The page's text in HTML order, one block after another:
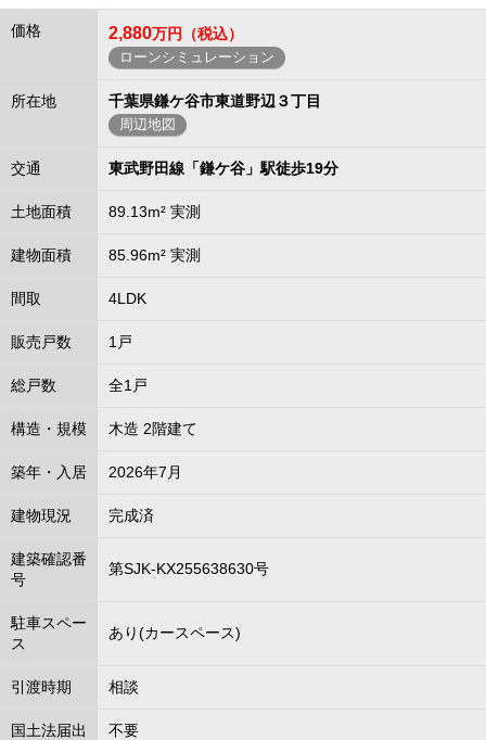
価格 2,880万円（税込）
ローンシミュレーション
所在地 千葉県鎌ケ谷市東道野辺３丁目
周辺地図
交通 東武野田線「鎌ケ谷」駅徒歩19分
土地面積 89.13m² 実測
建物面積 85.96m² 実測
間取 4LDK
販売戸数 1戸
総戸数 全1戸
構造・規模 木造 2階建て
築年・入居 2026年7月
建物現況 完成済
建築確認番
号
第SJK-KX255638630号
駐車スペー
ス
あり(カースペース)
引渡時期 相談
国土法届出 不要